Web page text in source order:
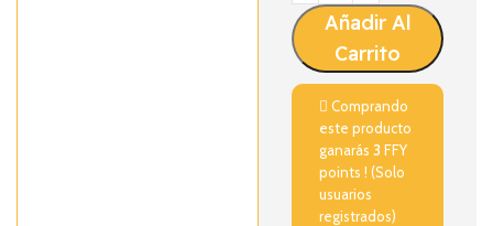
Añadir Al
Carrito
Comprando
este producto
ganarás3 FFY
points ! (Solo
usuarios
registrados)